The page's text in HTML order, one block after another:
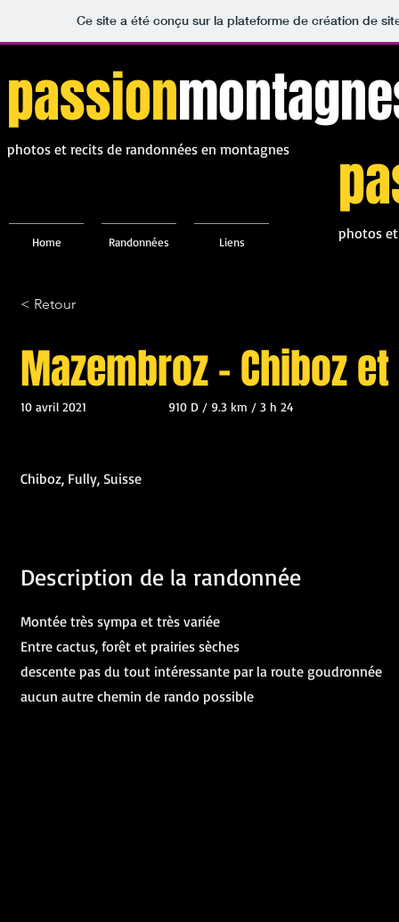
Ce site a été conçu sur la plateforme de création de
passion
photos et recits de randonnées en montagnes
Home Randonnées Liens photos
< Retour
Mazembroz – Chiboz
10 avril 2021 910 D / 9.3 km / 3 h 24
Chiboz, Fully, Suisse
Description de la randonnée
Montée très sympa et très variée
Entre cactus, forêt et prairies sèches
descente pas du tout intéressante par la route goudronnée
aucun autre chemin de rando possible